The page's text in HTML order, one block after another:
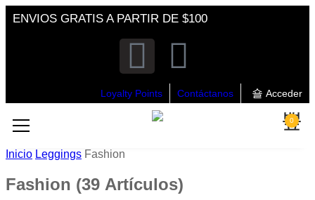
ENVIOS GRATIS A PARTIR DE $100
Loyalty Points Contáctanos Acceder
0
Inicio Leggings Fashion
Fashion (39 Artículos)